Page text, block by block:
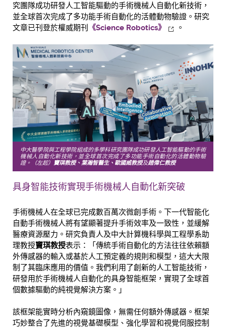
究團隊成功研發人工智能驅動的手術機械人自動化新技術，
並全球首次完成了多功能手術自動化的活體動物驗證。研究
文章已刊登於權威期刊
《Science Robotics》 。
中大醫學院與工程學院組成的多學科研究團隊成功研發人工智能驅動的手術
機械人自動化新技術，並全球首次完成了多功能手術自動化的活體動物驗
證。（左起） 竇琪教授、葉瀚智醫生、歐國威教授及趙偉仁教授
具身智能技術實現手術機械人自動化新突破
手術機械人在全球已完成數百萬次微創手術。下一代智能化
自動手術機械人將有望顯著提升手術效率及一致性，並緩解
醫療資源壓力。研究負責人及中大計算機科學與工程學系助
理教授竇琪教授表示：「傳統手術自動化的方法往往依賴額
外傳感器的輸入或基於人工預定義的規則和模型，這大大限
制了其臨床應用的價值。我們利用了創新的人工智能技術，
研發用於手術機械人自動化的具身智能框架，實現了全球首
個數據驅動的純視覺解決方案。」
該框架能實時分析內窺鏡圖像，無需任何額外傳感器。框架
巧妙整合了先進的視覺基礎模型、強化學習和視覺伺服控制